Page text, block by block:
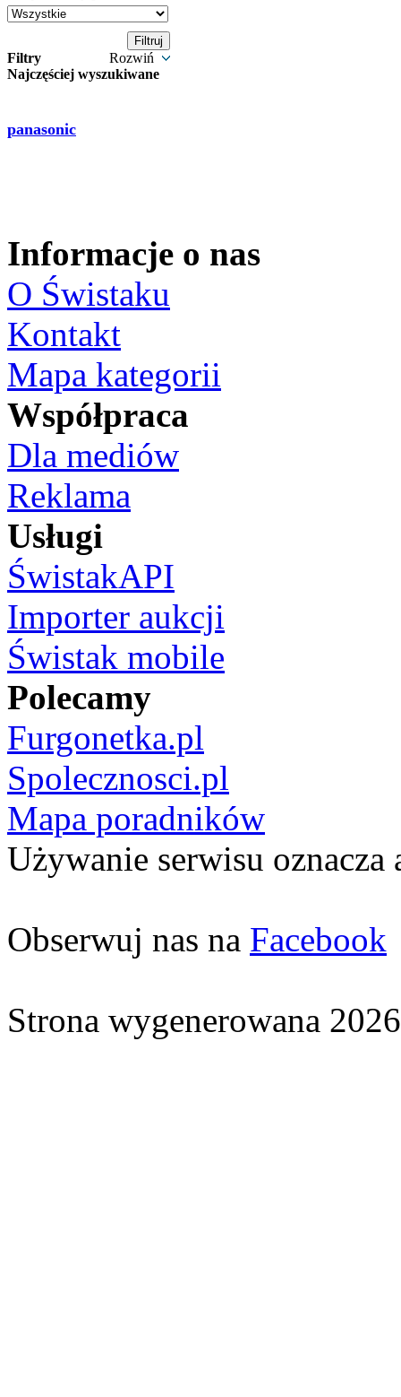
Filtry
Rozwiń
Najczęściej wyszukiwane
panasonic
Informacje o nas
O Świstaku
Kontakt
Mapa kategorii
Współpraca
Dla mediów
Reklama
Usługi
ŚwistakAPI
Importer aukcji
Świstak mobile
Polecamy
Furgonetka.pl
Spolecznosci.pl
Mapa poradników
Używanie serwisu oznacza
Obserwuj nas na Facebook
Strona wygenerowana